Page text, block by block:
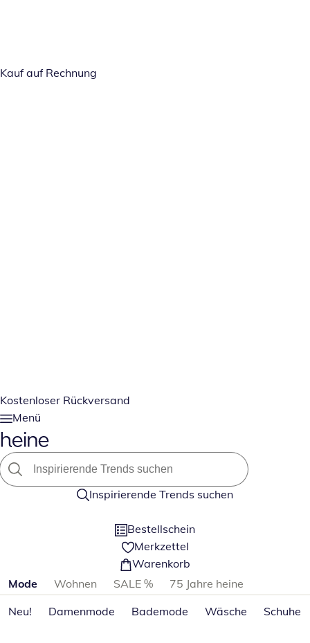
Kauf auf Rechnung
Kostenloser Rückversand
Menü
Inspirierende Trends suchen
Bestellschein
Merkzettel
Warenkorb
Produktkategorien überspringen
Mode Wohnen SALE %
75 Jahre heine
Neu!
Damenmode Bademode Wäsche Schuhe